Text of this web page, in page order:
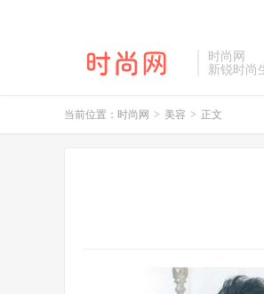
时尚网
新锐时尚
当前位置： 时尚网 > 美容 > 正文